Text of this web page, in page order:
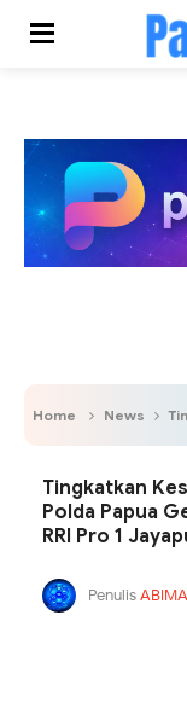
Home News
Tingkatkan
Polda Papua
RRI Pro 1
Penulis